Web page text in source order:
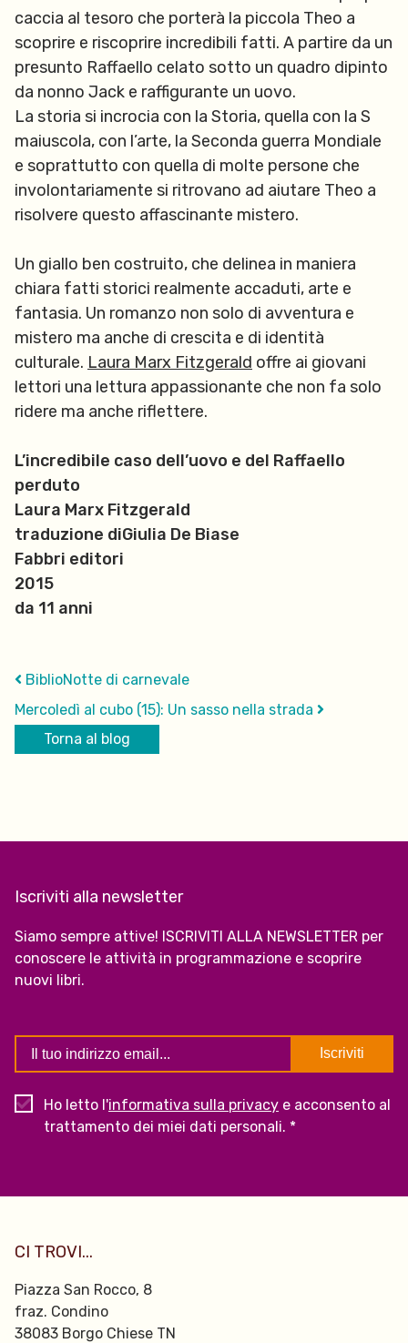
caccia al tesoro che porterà la piccola Theo a
scoprire e riscoprire incredibili fatti. A partire da un
presunto Raffaello celato sotto un quadro dipinto
da nonno Jack e raffigurante un uovo.
La storia si incrocia con la Storia, quella con la S
maiuscola, con l’arte, la Seconda guerra Mondiale
e soprattutto con quella di molte persone che
involontariamente si ritrovano ad aiutare Theo a
risolvere questo affascinante mistero.
Un giallo ben costruito, che delinea in maniera
chiara fatti storici realmente accaduti, arte e
fantasia. Un romanzo non solo di avventura e
mistero ma anche di crescita e di identità
culturale. Laura Marx Fitzgerald offre ai giovani
lettori una lettura appassionante che non fa solo
ridere ma anche riflettere.
L’incredibile caso dell’uovo e del Raffaello
perduto
Laura Marx Fitzgerald
traduzione diGiulia De Biase
Fabbri editori
2015
da 11 anni
BiblioNotte di carnevale
Torna al blog
Mercoledì al cubo (15): Un sasso nella strada
Iscriviti alla newsletter
Siamo sempre attive! ISCRIVITI ALLA NEWSLETTER per
conoscere le attività in programmazione e scoprire
nuovi libri.
Ho letto l'informativa sulla privacy e acconsento al
trattamento dei miei dati personali. *
CI TROVI...
Piazza San Rocco, 8
fraz. Condino
38083 Borgo Chiese TN